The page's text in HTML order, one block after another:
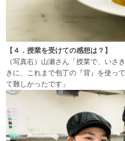
【４．授業を受けての感想は？】
（写真右）山瀬さん「授業で、いさ
きに、これまで包丁の『背』を使っ
て難しかったです」